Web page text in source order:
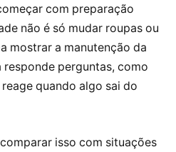
com preparação
não é só mudar roupas ou
mostrar a manutenção da
responde perguntas, como
quando algo sai do
isso com situações